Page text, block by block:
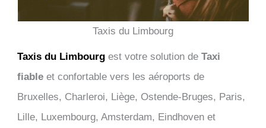
Taxis du Limbourg
Taxis du Limbourg est votre solution deTaxi
fiable et confortable vers les aéroports de
Bruxelles, Charleroi, Liège, Ostende-Bruges, Paris,
Lille, Luxembourg, Amsterdam, Eindhoven et